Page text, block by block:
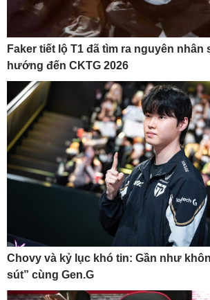
Faker tiết lộ T1 đã tìm ra nguyên nhân
hướng đến CKTG 2026
Chovy và kỷ lục khó tin: Gần như
sút” cùng Gen.G